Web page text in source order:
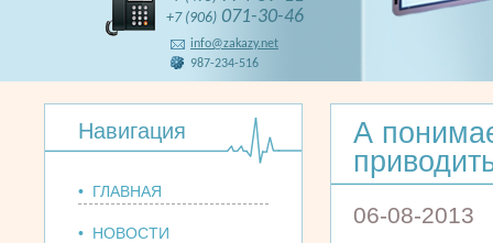
+7 (906) 071-30-46
info@zakazy.net
987-234-516
Навигация
• ГЛАВНАЯ
• НОВОСТИ
А
06-08-2013